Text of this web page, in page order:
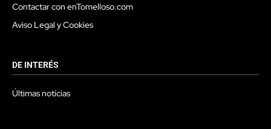
Contactar con enTomelloso.com
Aviso Legal y Cookies
DE INTERÉS
Últimas noticias